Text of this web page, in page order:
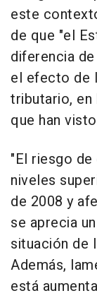
este
de que "el
diferencia
el efecto de
tributario,
que han
"El riesgo
niveles
de 2008 y
se aprecia
situación de
Además,
está